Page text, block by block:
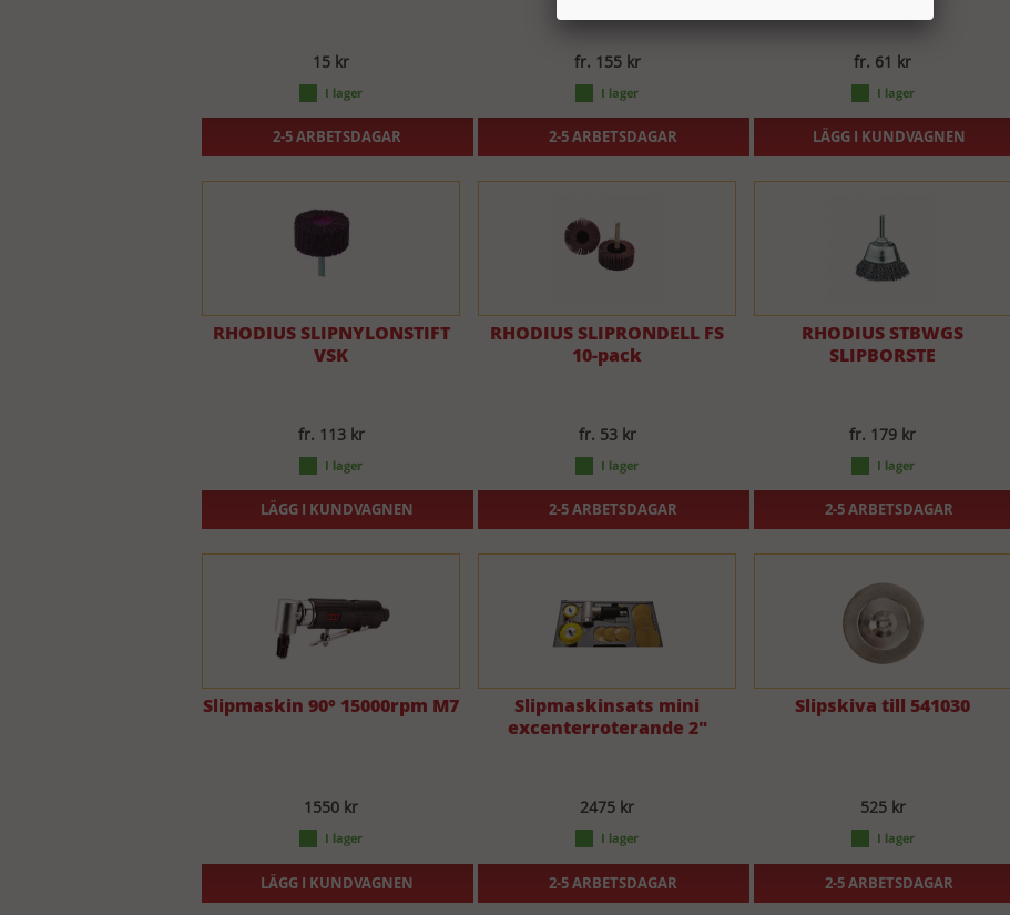
15 kr
2-5 ARBETSDAGAR
fr. 155 kr
2-5 ARBETSDAGAR
fr. 61 kr
LÄGG I KUNDVAGNEN
RHODIUS SLIPNYLONSTIFT
VSK
fr. 113 kr
LÄGG I KUNDVAGNEN
RHODIUS SLIPRONDELL FS
10-pack
fr. 53 kr
2-5 ARBETSDAGAR
RHODIUS STBWGS
SLIPBORSTE
fr. 179 kr
2-5 ARBETSDAGAR
Slipmaskin 90° 15000rpm M7
1550 kr
LÄGG I KUNDVAGNEN
Slipmaskinsats mini
excenterroterande 2"
2475 kr
2-5 ARBETSDAGAR
Slipskiva till 541030
525 kr
2-5 ARBETSDAGAR